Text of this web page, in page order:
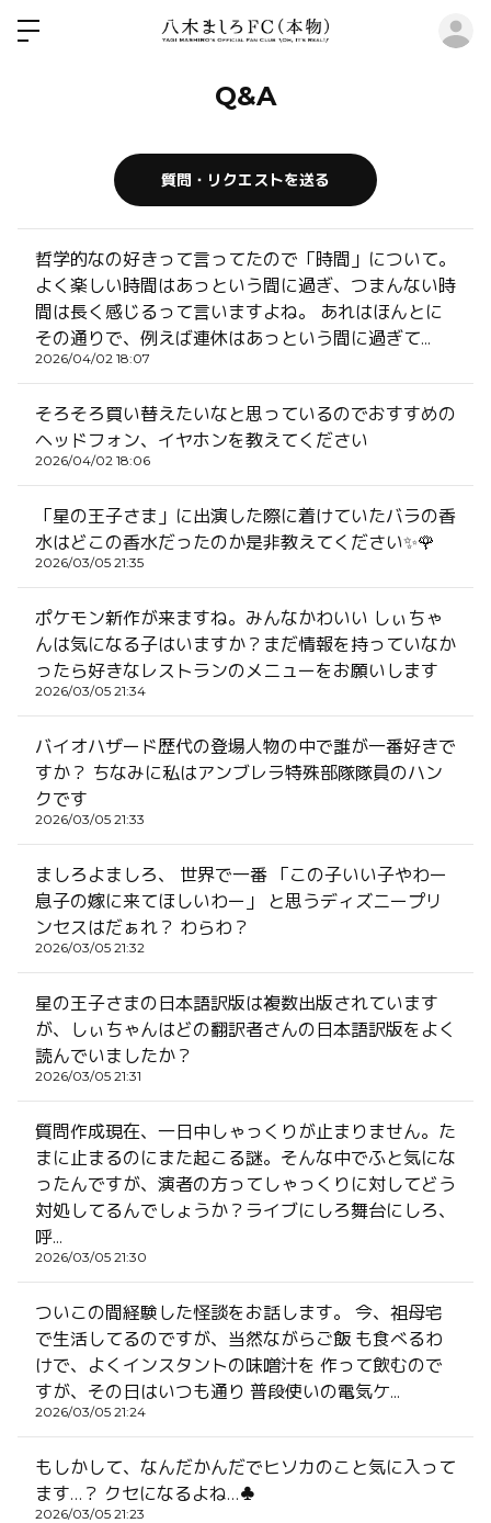
Q&A
質問・リクエストを送る
哲学的なの好きって言ってたので「時間」について。
よく楽しい時間はあっという間に過ぎ、つまんない時
間は長く感じるって言いますよね。 あれはほんとに
その通りで、例えば連休はあっという間に過ぎて...
2026/04/02 18:07
そろそろ買い替えたいなと思っているのでおすすめの
ヘッドフォン、イヤホンを教えてください
2026/04/02 18:06
「星の王子さま」に出演した際に着けていたバラの香
水はどこの香水だったのか是非教えてください✨🌹
2026/03/05 21:35
ポケモン新作が来ますね。みんなかわいい しぃちゃ
んは気になる子はいますか？まだ情報を持っていなか
ったら好きなレストランのメニューをお願いします
2026/03/05 21:34
バイオハザード歴代の登場人物の中で誰が一番好きで
すか？ ちなみに私はアンブレラ特殊部隊隊員のハン
クです
2026/03/05 21:33
ましろよましろ、 世界で一番 「この子いい子やわー
息子の嫁に来てほしいわー」 と思うディズニープリ
ンセスはだぁれ？ わらわ？
2026/03/05 21:32
星の王子さまの日本語訳版は複数出版されています
が、しぃちゃんはどの翻訳者さんの日本語訳版をよく
読んでいましたか？
2026/03/05 21:31
質問作成現在、一日中しゃっくりが止まりません。た
まに止まるのにまた起こる謎。そんな中でふと気にな
ったんですが、演者の方ってしゃっくりに対してどう
対処してるんでしょうか？ライブにしろ舞台にしろ、
呼...
2026/03/05 21:30
ついこの間経験した怪談をお話します。 今、祖母宅
で生活してるのですが、当然ながらご飯 も食べるわ
けで、よくインスタントの味噌汁を 作って飲むので
すが、その日はいつも通り 普段使いの電気ケ...
2026/03/05 21:24
もしかして、なんだかんだでヒソカのこと気に入って
ます…？ クセになるよね…♣
2026/03/05 21:23